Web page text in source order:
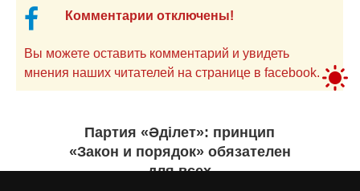
Комментарии отключены!
Вы можете оставить комментарий и увидеть
мнения наших читателей на странице в facebook.
Партия «Әділет»: принцип
«Закон и порядок» обязателен
для всех